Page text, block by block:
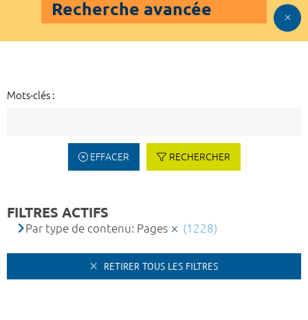
Recherche avancée
Mots-clés :
EFFACER RECHERCHER
FILTRES ACTIFS
Par type de contenu: Pages (1228)
RETIRER TOUS LES FILTRES